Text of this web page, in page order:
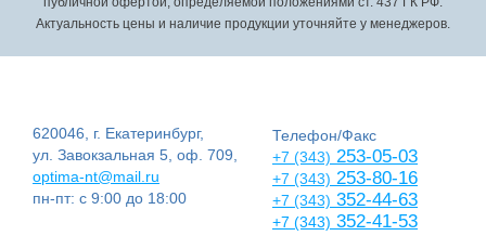
Актуальность цены и наличие продукции уточняйте у менеджеров.
620046, г. Екатеринбург,
ул. Завокзальная 5, оф. 709,
optima-nt@mail.ru
пн-пт: с 9:00 до 18:00
Телефон/Факс
+7 (343) 253-05-03
+7 (343) 253-80-16
+7 (343) 352-44-63
+7 (343) 352-41-53